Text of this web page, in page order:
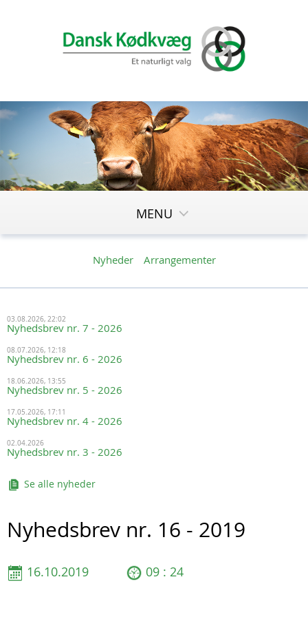
MENU
Nyheder Arrangementer
03.08.2026, 22:02
Nyhedsbrev nr. 7 - 2026
08.07.2026, 12:18
Nyhedsbrev nr. 6 - 2026
18.06.2026, 13:55
Nyhedsbrev nr. 5 - 2026
17.05.2026, 17:11
Nyhedsbrev nr. 4 - 2026
02.04.2026
Nyhedsbrev nr. 3 - 2026
Se alle nyheder
Nyhedsbrev nr. 16 - 2019
16.10.2019 09 : 24